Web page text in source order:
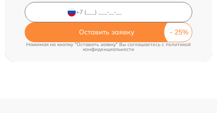
Оставить заявку
Нажимая на кнопку "Оставить заявку" Вы соглашаетесь cполитикой
конфиденциальности